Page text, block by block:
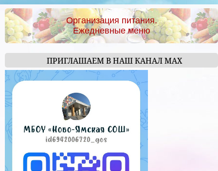
Организация питания.
Ежедневные меню
ПРИГЛАШАЕМ В НАШ КАНАЛ МАХ